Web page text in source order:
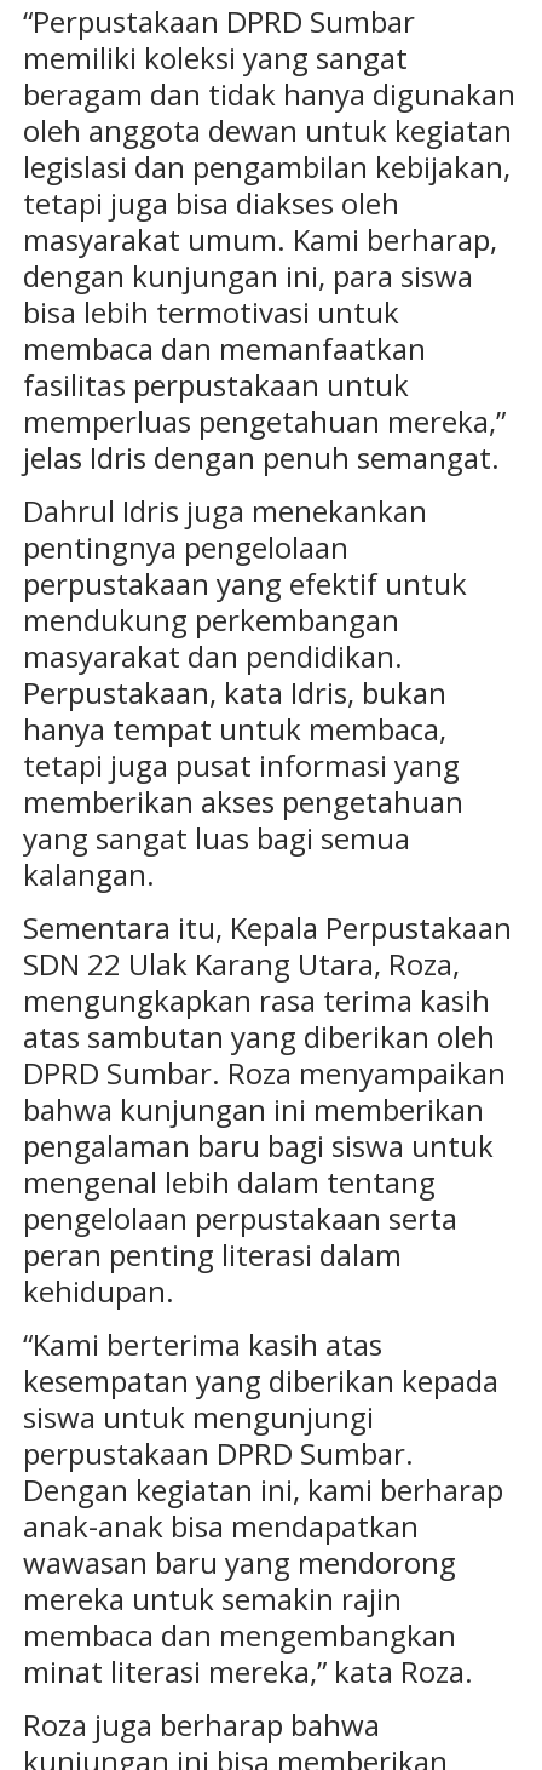
“Perpustakaan DPRD Sumbar
memiliki koleksi yang sangat
beragam dan tidak hanya digunakan
oleh anggota dewan untuk kegiatan
legislasi dan pengambilan kebijakan,
tetapi juga bisa diakses oleh
masyarakat umum. Kami berharap,
dengan kunjungan ini, para siswa
bisa lebih termotivasi untuk
membaca dan memanfaatkan
fasilitas perpustakaan untuk
memperluas pengetahuan mereka,”
jelas Idris dengan penuh semangat.
Dahrul Idris juga menekankan
pentingnya pengelolaan
perpustakaan yang efektif untuk
mendukung perkembangan
masyarakat dan pendidikan.
Perpustakaan, kata Idris, bukan
hanya tempat untuk membaca,
tetapi juga pusat informasi yang
memberikan akses pengetahuan
yang sangat luas bagi semua
kalangan.
Sementara itu, Kepala Perpustakaan
SDN 22 Ulak Karang Utara, Roza,
mengungkapkan rasa terima kasih
atas sambutan yang diberikan oleh
DPRD Sumbar. Roza menyampaikan
bahwa kunjungan ini memberikan
pengalaman baru bagi siswa untuk
mengenal lebih dalam tentang
pengelolaan perpustakaan serta
peran penting literasi dalam
kehidupan.
“Kami berterima kasih atas
kesempatan yang diberikan kepada
siswa untuk mengunjungi
perpustakaan DPRD Sumbar.
Dengan kegiatan ini, kami berharap
anak-anak bisa mendapatkan
wawasan baru yang mendorong
mereka untuk semakin rajin
membaca dan mengembangkan
minat literasi mereka,” kata Roza.
Roza juga berharap bahwa
kunjungan ini bisa memberikan